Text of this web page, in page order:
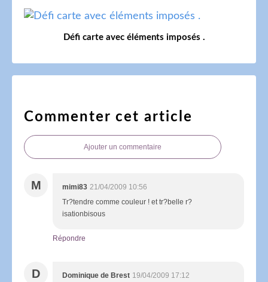
Défi carte avec éléments imposés .
Commenter cet article
Ajouter un commentaire
M mimi83 21/04/2009 10:56
Tr?tendre comme couleur ! et tr?belle r?
isationbisous
Répondre
D Dominique de Brest 19/04/2009 17:12